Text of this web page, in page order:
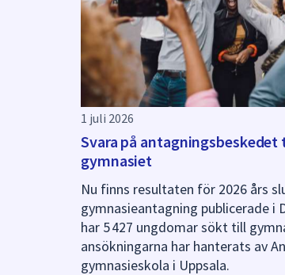
1 juli 2026
Svara på antagningsbeskedet
gymnasiet
Nu finns resultaten för 2026 års
gymnasieantagning publicerade i
har 5 427 ungdomar sökt till
ansökningarna har hanterats av
gymnasieskola i Uppsala.